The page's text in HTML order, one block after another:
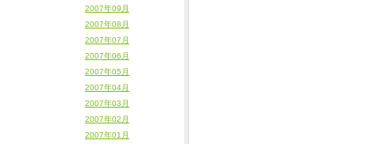
2007年09月
2007年08月
2007年07月
2007年06月
2007年05月
2007年04月
2007年03月
2007年02月
2007年01月